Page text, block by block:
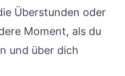
Überstunden oder
Moment, als du
und über dich